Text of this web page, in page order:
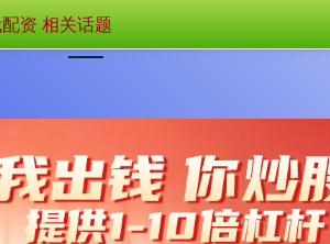
首页 大牛时代配资
资 相关话题